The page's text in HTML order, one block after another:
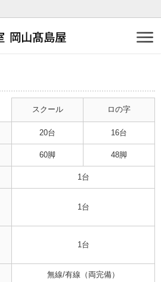
スクール ロの字
20台 16台
60脚 48脚
1台
1台
1台
無線/有線（両完備）